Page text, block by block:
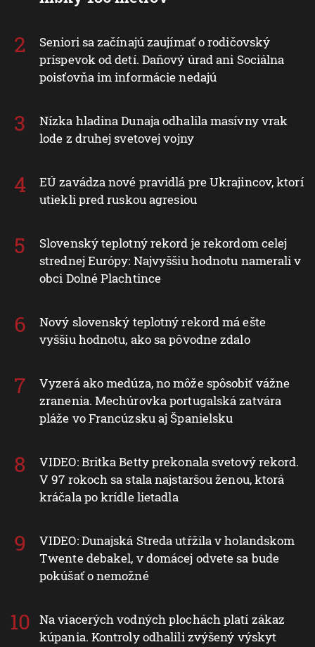
Seniori sa začínajú zaujímať o rodičovský
príspevok od detí. Daňový úrad ani Sociálna
poisťovňa im informácie nedajú
Nízka hladina Dunaja odhalila masívny vrak
lode z druhej svetovej vojny
EÚ zavádza nové pravidlá pre Ukrajincov, ktorí
utiekli pred ruskou agresiou
Slovenský teplotný rekord je rekordom celej
strednej Európy: Najvyššiu hodnotu namerali v
obci Dolné Plachtince
Nový slovenský teplotný rekord má ešte
vyššiu hodnotu, ako sa pôvodne zdalo
Vyzerá ako medúza, no môže spôsobiť vážne
zranenia. Mechúrovka portugalská zatvára
pláže vo Francúzsku aj Španielsku
VIDEO: Britka Betty prekonala svetový rekord.
V 97 rokoch sa stala najstaršou ženou, ktorá
kráčala po krídle lietadla
VIDEO: Dunajská Streda utŕžila v holandskom
Twente debakel, v domácej odvete sa bude
pokúšať o nemožné
Na viacerých vodných plochách platí zákaz
kúpania. Kontroly odhalili zvýšený výskyt